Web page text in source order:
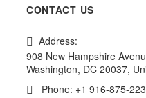
CONTACT US
Address:
908 New Hampshire
Washington, DC 20037,
Phone: +1 916-875-